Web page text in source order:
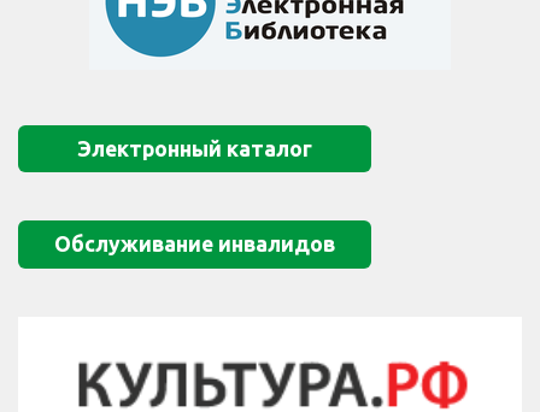
Электронный каталог
Обслуживание инвалидов